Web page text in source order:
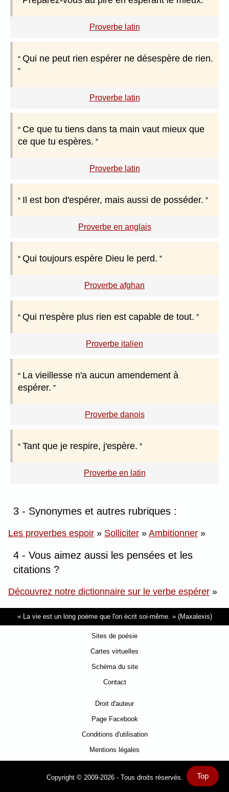
Proverbe latin
Qui ne peut rien espérer ne désespère de rien.
Proverbe latin
Ce que tu tiens dans ta main vaut mieux que
ce que tu espères.
Proverbe latin
Il est bon d'espérer, mais aussi de posséder.
Proverbe en anglais
Qui toujours espère Dieu le perd.
Proverbe afghan
Qui n'espère plus rien est capable de tout.
Proverbe italien
La vieillesse n'a aucun amendement à
espérer.
Proverbe danois
Tant que je respire, j'espère.
Proverbe en latin
3 - Synonymes et autres rubriques :
Les proverbes espoir » Solliciter » Ambitionner »
4 - Vous aimez aussi les pensées et les
citations ?
Découvrez notre dictionnaire sur le verbe espérer »
Top
La vie est un long poème que l'on écrit soi-même. (Maxalexis)
Sites de poésie
Cartes virtuelles
Schéma du site
Contact
Droit d'auteur
Page Facebook
Conditions d'utilisation
Mentions légales
Copyright © 2009-2026 - Tous droits réservés.